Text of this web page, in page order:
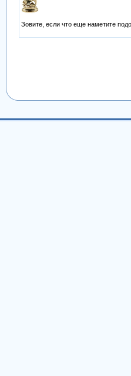
Зовите, если что еще наметите